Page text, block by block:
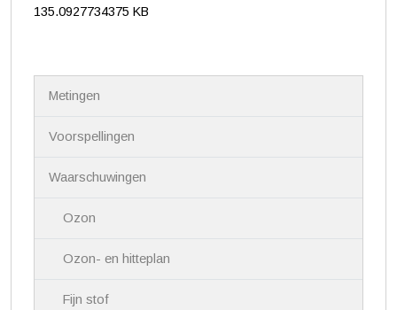
135.0927734375 KB
Metingen
Voorspellingen
Waarschuwingen
Ozon
Ozon- en hitteplan
Fijn stof